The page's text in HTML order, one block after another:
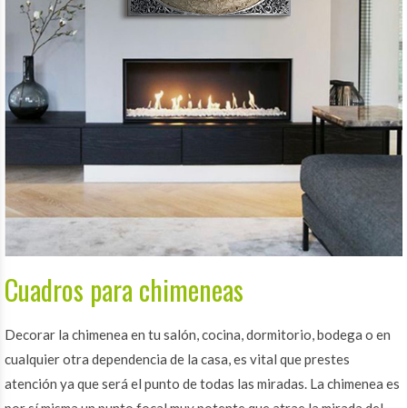
Cuadros para chimeneas
Decorar la chimenea en tu salón, cocina, dormitorio, bodega o en
cualquier otra dependencia de la casa, es vital que prestes
atención ya que será el punto de todas las miradas. La chimenea es